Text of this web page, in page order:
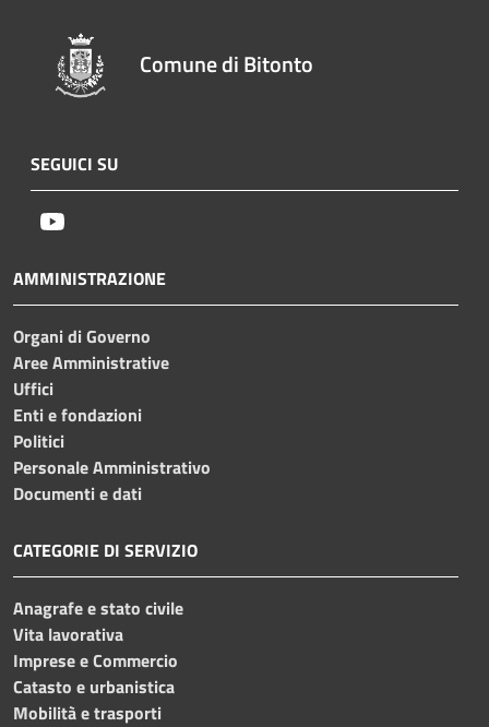
Comune di Bitonto
SEGUICI SU
AMMINISTRAZIONE
Organi di Governo
Aree Amministrative
Uffici
Enti e fondazioni
Politici
Personale Amministrativo
Documenti e dati
CATEGORIE DI SERVIZIO
Anagrafe e stato civile
Vita lavorativa
Imprese e Commercio
Catasto e urbanistica
Mobilità e trasporti